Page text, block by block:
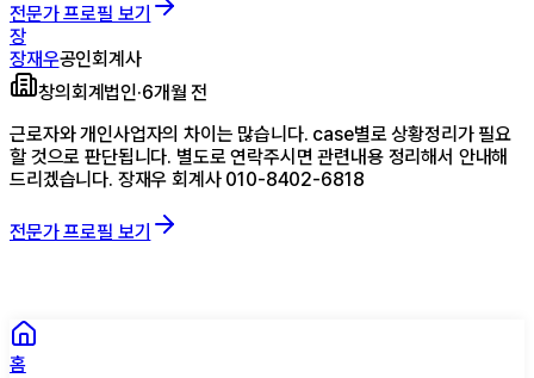
전문가 프로필 보기
장
장재우공인회계사
창의회계법인·6개월 전
근로자와 개인사업자의 차이는 많습니다. case별로 상황정리가 필요
할 것으로 판단됩니다. 별도로 연락주시면 관련내용 정리해서 안내해
드리겠습니다. 장재우 회계사 010-8402-6818
전문가 프로필 보기
홈